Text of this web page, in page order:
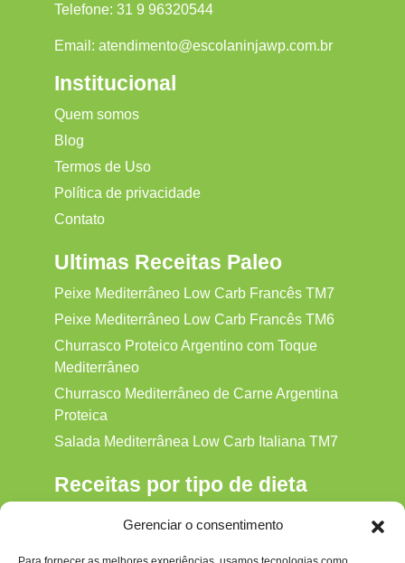
Gerenciar o consentimento
Telefone: 31 9 96320544
Email: atendimento@escolaninjawp.com.br
Institucional
Quem somos
Blog
Termos de Uso
Política de privacidade
Contato
Ultimas Receitas Paleo
Peixe Mediterrâneo Low Carb Francês TM7
Peixe Mediterrâneo Low Carb Francês TM6
Churrasco Proteico Argentino com Toque
Mediterrâneo
Churrasco Mediterrâneo de Carne Argentina
Proteica
Salada Mediterrânea Low Carb Italiana TM7
Receitas por tipo de dieta